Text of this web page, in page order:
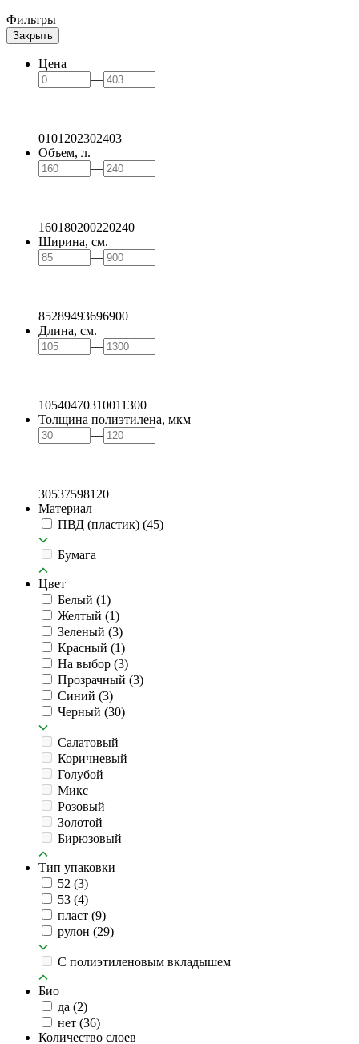
Фильтры
Закрыть
Цена
—
0101 202302403
Объем, л.
—
160180200220240
Ширина, см.
—
85289493696900
Длина, см.
—
10540470310011300
Толщина полиэтилена, мкм
—
30537598120
Материал
ПВД (пластик) (45)
Бумага
Цвет
Белый (1)
Желтый (1)
Зеленый (3)
Красный (1)
На выбор (3)
Прозрачный (3)
Синий (3)
Черный (30)
Салатовый
Коричневый
Голубой
Микс
Розовый
Золотой
Бирюзовый
Тип упаковки
52 (3)
53 (4)
пласт (9)
рулон (29)
C полиэтиленовым вкладышем
Био
да (2)
нет (36)
Количество слоев